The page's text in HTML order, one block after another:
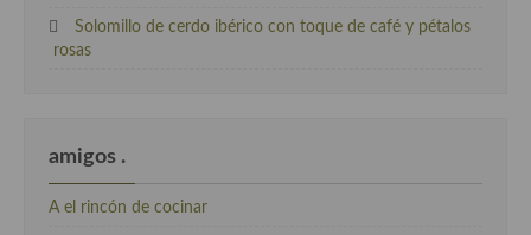
Solomillo de cerdo ibérico con toque de café y pétalos
rosas
amigos .
A el rincón de cocinar